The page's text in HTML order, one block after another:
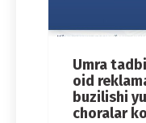
Umra
oid
buzilishi
choralar